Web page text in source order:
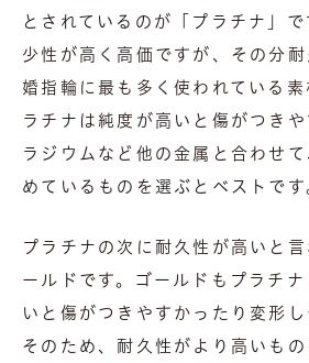
とされているのが「プラチナ」
少性が高く高価ですが、その分
婚指輪に最も多く使われている
ラチナは純度が高いと傷がつき
ラジウムなど他の金属と合わせ
めているものを選ぶとベストです
プラチナの次に耐久性が高いと
ールドです。ゴールドもプラチ
いと傷がつきやすかったり変形し
そのため、耐久性がより高いもの